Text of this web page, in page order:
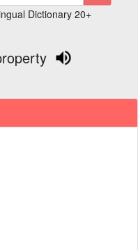
Dictionary 20+